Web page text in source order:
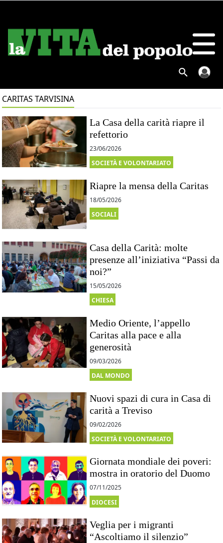
CARITAS TARVISINA
La Casa della carità riapre il
refettorio
23/06/2026
SOCIETÀ E VOLONTARIATO
Riapre la mensa della Caritas
18/05/2026
SOCIALI
Casa della Carità: molte
presenze all’iniziativa “Passi da
noi?”
15/05/2026
CHIESA
Medio Oriente, l’appello
Caritas alla pace e alla
generosità
09/03/2026
DAL MONDO
Nuovi spazi di cura in Casa di
carità a Treviso
09/02/2026
SOCIETÀ E VOLONTARIATO
Giornata mondiale dei poveri:
mostra in oratorio del Duomo
07/11/2025
DIOCESI
Veglia per i migranti
“Ascoltiamo il silenzio”